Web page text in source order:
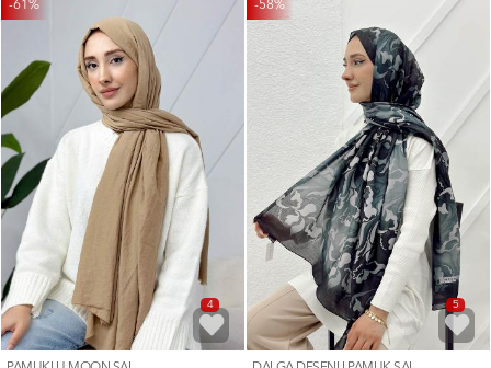
-61%
4
-58%
5